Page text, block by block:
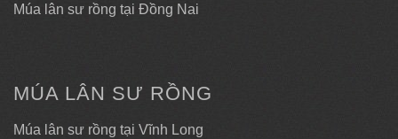
Múa lân sư rồng tại Đồng Nai
MÚA LÂN SƯ RỒNG
Múa lân sư rồng tại Vĩnh Long